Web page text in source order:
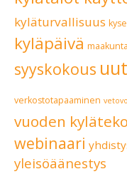
kyläturvallisuus
kyläpäivä
syyskokous
verkostotapaaminen
vuoden kyläteko
webinaari
yleisöäänestys